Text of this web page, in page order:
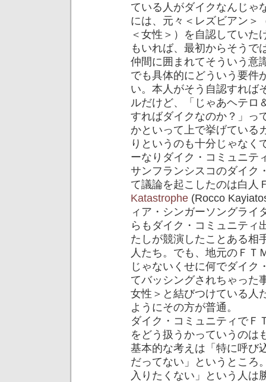
ている人がダイクなんじゃ
には、元々＜レズビアン＞
＜女性＞）を自認していた
もいれば、最初からそうで
仲間に囲まれてそういう意
でも具体的にどういう要件
い。本人がそう自認すれば
ルだけど、「じゃあヘテロ
すればダイクなのか？」っ
かといって上で挙げている
りというのも十分じゃなく
ーなりダイク・コミュニテ
サンフランシスコのダイク
て議論を起こしたのは白人
Katastrophe (Rocco
ィア・シンガーソングライ
らもダイク・コミュニティ
たしが競演したことある相
人たち。でも、地元のＦＴ
じゃないくせに何でダイク
てバッシングされちゃった
女性＞と結びつけている人
ようにその方が普通。
ダイク・コミュニティでＦ
をどう扱うかっていうのは
基本的な考えは「特に呼び
だってない」というところ
入りたくない」という人は